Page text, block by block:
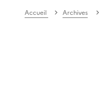
Accueil Archives